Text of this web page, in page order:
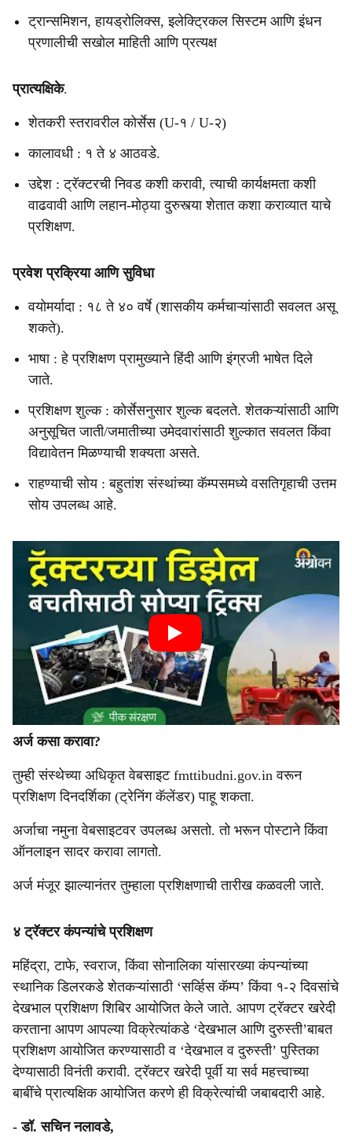
ट्रान्समिशन, हायड्रोलिक्स, इलेक्ट्रिकल सिस्टम आणि इंधन
प्रणालीची सखोल माहिती आणि प्रत्यक्ष
प्रात्यक्षिके.
शेतकरी स्तरावरील कोर्सेस (U-१ / U-२)
कालावधी : १ ते ४ आठवडे.
उद्देश : ट्रॅक्टरची निवड कशी करावी, त्याची कार्यक्षमता कशी
वाढवावी आणि लहान-मोठ्या दुरुस्त्या शेतात कशा कराव्यात याचे
प्रशिक्षण.
प्रवेश प्रक्रिया आणि सुविधा
वयोमर्यादा : १८ ते ४० वर्षे (शासकीय कर्मचाऱ्यांसाठी सवलत असू
शकते).
भाषा : हे प्रशिक्षण प्रामुख्याने हिंदी आणि इंग्रजी भाषेत दिले
जाते.
प्रशिक्षण शुल्क : कोर्सेसनुसार शुल्क बदलते. शेतकऱ्यांसाठी आणि
अनुसूचित जाती/जमातीच्या उमेदवारांसाठी शुल्कात सवलत किंवा
विद्यावेतन मिळण्याची शक्यता असते.
राहण्याची सोय : बहुतांश संस्थांच्या कॅम्पसमध्ये वसतिगृहाची उत्तम
सोय उपलब्ध आहे.
अर्ज कसा करावा?
तुम्ही संस्थेच्या अधिकृत वेबसाइट fmttibudni.gov.in वरून
प्रशिक्षण दिनदर्शिका (ट्रेनिंग कॅलेंडर) पाहू शकता.
अर्जाचा नमुना वेबसाइटवर उपलब्ध असतो. तो भरून पोस्टाने किंवा
ऑनलाइन सादर करावा लागतो.
अर्ज मंजूर झाल्यानंतर तुम्हाला प्रशिक्षणाची तारीख कळवली जाते.
४ ट्रॅक्टर कंपन्यांचे प्रशिक्षण
महिंद्रा, टाफे, स्वराज, किंवा सोनालिका यांसारख्या कंपन्यांच्या
स्थानिक डिलरकडे शेतकऱ्यांसाठी ‘सर्व्हिस कॅम्प’ किंवा १-२ दिवसांचे
देखभाल प्रशिक्षण शिबिर आयोजित केले जाते. आपण ट्रॅक्टर खरेदी
करताना आपण आपल्या विक्रेत्यांकडे ‘देखभाल आणि दुरुस्ती’बाबत
प्रशिक्षण आयोजित करण्यासाठी व ‘देखभाल व दुरुस्ती’ पुस्तिका
देण्यासाठी विनंती करावी. ट्रॅक्टर खरेदी पूर्वी या सर्व महत्त्वाच्या
बाबींचे प्रात्यक्षिक आयोजित करणे ही विक्रेत्यांची जबाबदारी आहे.
- डॉ. सचिन नलावडे,